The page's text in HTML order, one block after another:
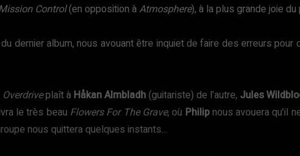
Control(en opposition àAtmosphere), à la plus grande joie du
dernier album, nous avouant être inquiet de faire des erreurs pour
Overdriveplaît à Håkan Almbladh(guitariste) de l’autre, Jules
le très beau Flowers For The Grave, où Philipnous avouera qu’il
nous quittera quelques instants…